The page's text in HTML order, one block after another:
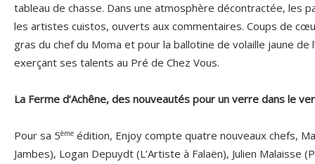
tableau de chasse. Dans une atmosphère décontractée, les
les artistes cuistos, ouverts aux commentaires. Coups de
gras du chef du Moma et pour la ballotine de volaille jaune de
exerçant ses talents au Pré de Chez Vous.
La Ferme d’Achêne, des nouveautés pour un verre dans le
Pour sa 5ème édition, Enjoy compte quatre nouveaux chefs,
Jambes), Logan Depuydt (L’Artiste à Falaën), Julien Malaisse